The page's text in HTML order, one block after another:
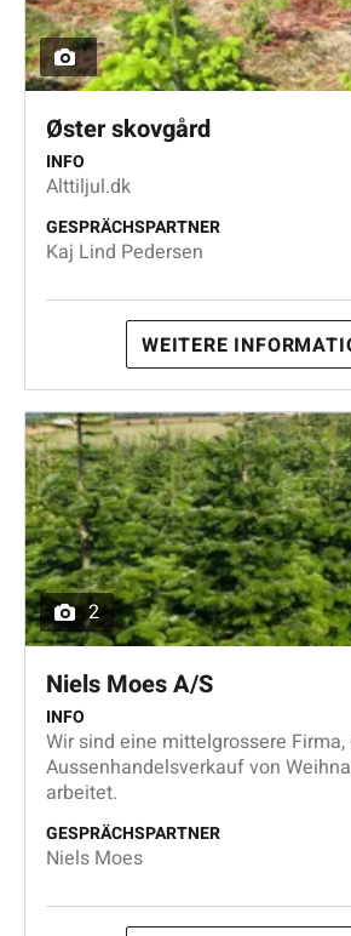
Øster skovgård
INFO
Alttiljul.dk
GESPRÄCHSPARTNER
Kaj Lind Pedersen
WEITERE
2
Niels Moes A/S
INFO
Wir sind eine mittelgrossere
Aussenhandelsverkauf von
arbeitet.
GESPRÄCHSPARTNER
Niels Moes